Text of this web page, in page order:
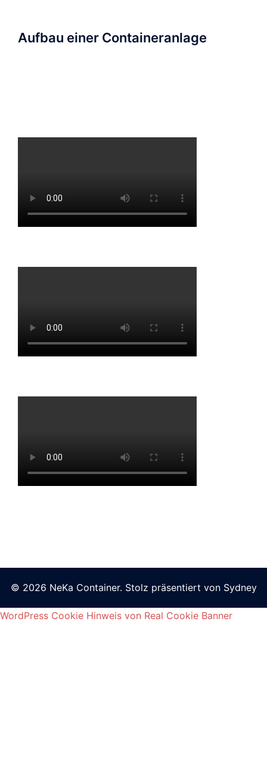
Aufbau einer Containeranlage
© 2026 NeKa Container. Stolz präsentiert von Sydney
WordPress Cookie Hinweis von Real Cookie Banner